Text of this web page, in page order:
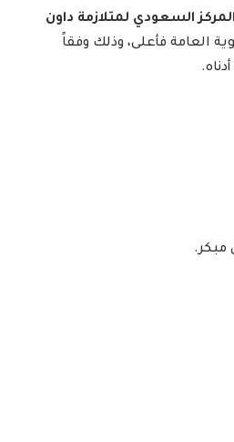
المركز السعودي لمتلازمة داون
العامة فأعلى، وذلك وفقاً
مبكر.